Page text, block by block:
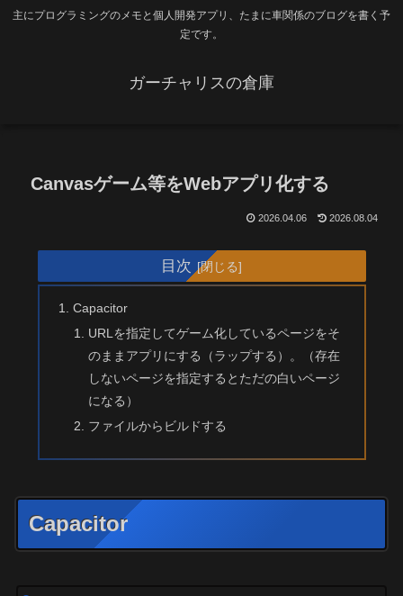
主にプログラミングのメモと個人開発アプリ、たまに車関係のブログを書く予
定です。
ガーチャリスの倉庫
Canvasゲーム等をWebアプリ化する
2026.04.06 2026.08.04
目次
Capacitor
URLを指定してゲーム化しているページをそ
のままアプリにする（ラップする）。（存在
しないページを指定するとただの白いページ
になる）
ファイルからビルドする
Capacitor